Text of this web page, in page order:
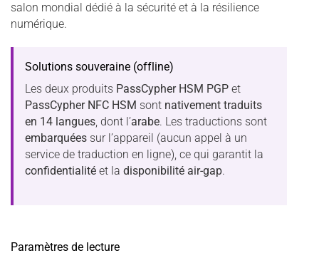
salon mondial dédié à la sécurité et à la résilience
numérique.
Solutions souveraine (offline)
Les deux produits PassCypher HSM PGP et
PassCypher NFC HSM sont nativement traduits
en 14 langues, dont l’arabe. Les traductions sont
embarquées sur l’appareil (aucun appel à un
service de traduction en ligne), ce qui garantit la
confidentialité et la disponibilité air-gap.
Paramètres de lecture